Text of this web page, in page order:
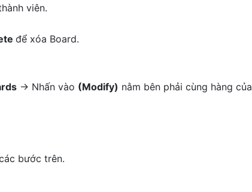
viên.
để xóa Board.
-> Nhấn vào (Modify) nằm bên phải cùng hàng của
bước trên.